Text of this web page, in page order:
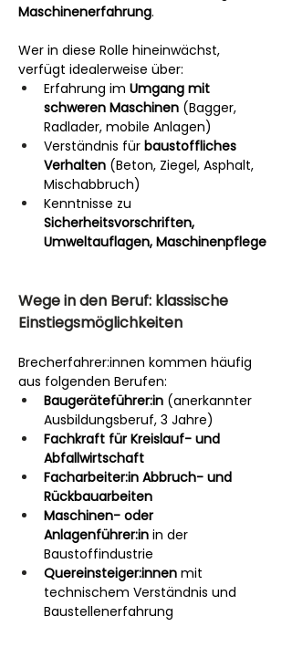
Maschinenerfahrung.
Wer in diese Rolle hineinwächst,
verfügt idealerweise über:
Erfahrung im Umgang mit
schweren Maschinen (Bagger,
Radlader, mobile Anlagen)
Verständnis für baustoffliches
Verhalten (Beton, Ziegel, Asphalt,
Mischabbruch)
Kenntnisse zu
Sicherheitsvorschriften,
Umweltauflagen, Maschinenpflege
Wege in den Beruf: klassische
Einstiegsmöglichkeiten
Brecherfahrer:innen kommen häufig
aus folgenden Berufen:
Baugeräteführer:in (anerkannter
Ausbildungsberuf, 3 Jahre)
Fachkraft für Kreislauf- und
Abfallwirtschaft
Facharbeiter:in Abbruch- und
Rückbauarbeiten
Maschinen- oder
Anlagenführer:in in der
Baustoffindustrie
Quereinsteiger:innen mit
technischem Verständnis und
Baustellenerfahrung